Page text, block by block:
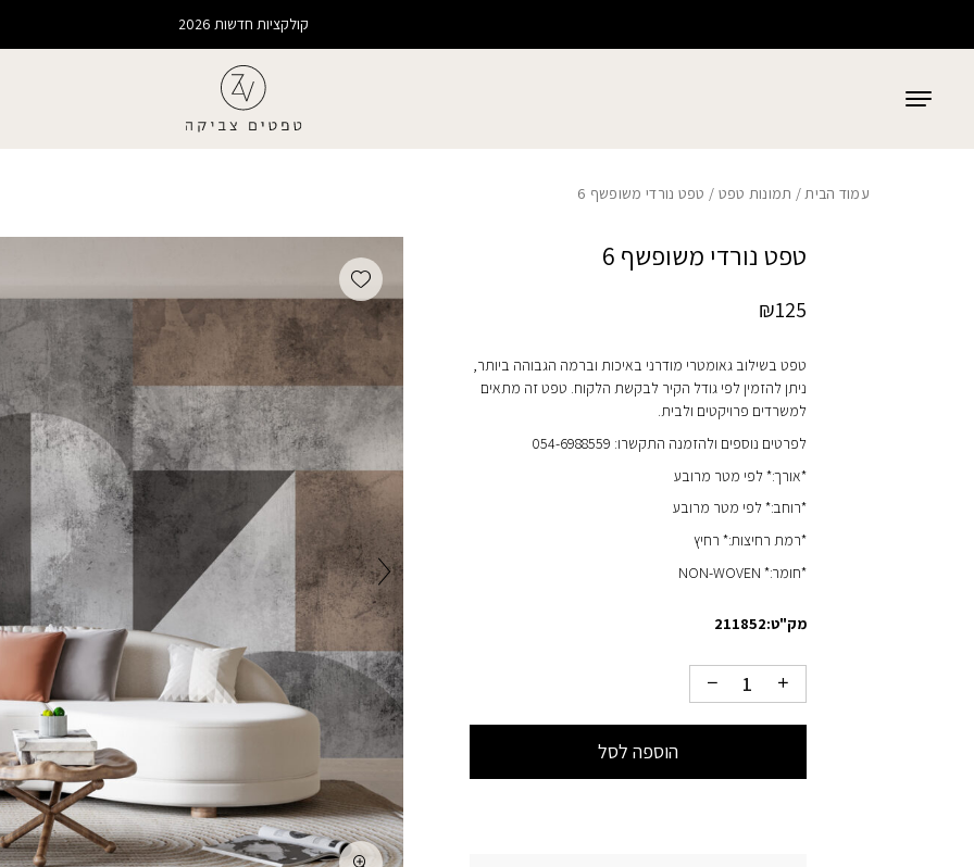
קולקציות חדשות 2026
עמוד הבית/ תמונות טפט / טפט נורדי משופשף 6
טפט נורדי משופשף 6
₪125
טפט בשילוב גאומטרי מודרני באיכות וברמה הגבוהה ביותר,
ניתן להזמין לפי גודל הקיר לבקשת הלקוח. טפט זה מתאים
למשרדים פרויקטים ולבית.
לפרטים נוספים ולהזמנה התקשרו: 054-6988559
*אורך:* לפי מטר מרובע
*רוחב:* לפי מטר מרובע
*רמת רחיצות:* רחיץ
*חומר:* NON-WOVEN
מק"ט:211852
הוספה לסל
Add wishlist